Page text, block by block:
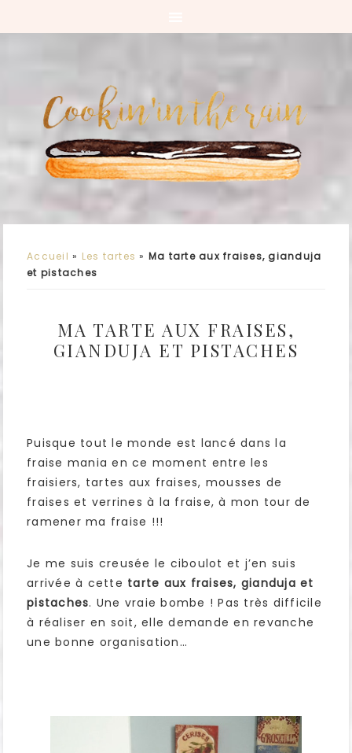
Accueil » Les tartes » Ma tarte aux fraises, gianduja
et pistaches
MA TARTE AUX FRAISES,
GIANDUJA ET PISTACHES
Puisque tout le monde est lancé dans la
fraise mania en ce moment entre les
fraisiers, tartes aux fraises, mousses de
fraises et verrines à la fraise, à mon tour de
ramener ma fraise !!!
Je me suis creusée le ciboulot et j’en suis
arrivée à cette tarte aux fraises, gianduja et
pistaches. Une vraie bombe ! Pas très difficile
à réaliser en soit, elle demande en revanche
une bonne organisation…